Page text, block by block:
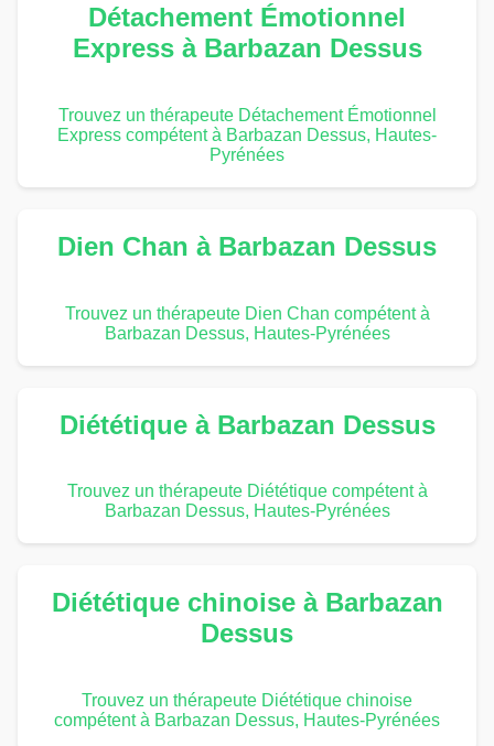
Détachement Émotionnel
Express à Barbazan Dessus
Trouvez un thérapeute Détachement Émotionnel
Express compétent à Barbazan Dessus, Hautes-
Pyrénées
Dien Chan à Barbazan Dessus
Trouvez un thérapeute Dien Chan compétent à
Barbazan Dessus, Hautes-Pyrénées
Diététique à Barbazan Dessus
Trouvez un thérapeute Diététique compétent à
Barbazan Dessus, Hautes-Pyrénées
Diététique chinoise à Barbazan
Dessus
Trouvez un thérapeute Diététique chinoise
compétent à Barbazan Dessus, Hautes-Pyrénées